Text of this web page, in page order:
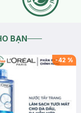
BẠN
-42 %